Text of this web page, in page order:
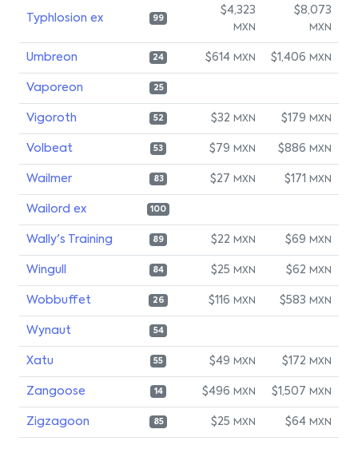
Typhlosion ex 99
$4,323
MXN
$8,073
MXN
Umbreon 24 $614 MXN $1,406 MXN
Vaporeon 25
Vigoroth 52 $32 MXN $179 MXN
Volbeat 53 $79 MXN $886 MXN
Wailmer 83 $27 MXN $171 MXN
Wailord ex 100
Wally's Training 89 $22 MXN $69 MXN
Wingull 84 $25 MXN $62 MXN
Wobbuffet 26 $116 MXN $583 MXN
Wynaut 54
Xatu 55 $49 MXN $172 MXN
Zangoose 14 $496 MXN $1,507 MXN
Zigzagoon 85 $25 MXN $64 MXN